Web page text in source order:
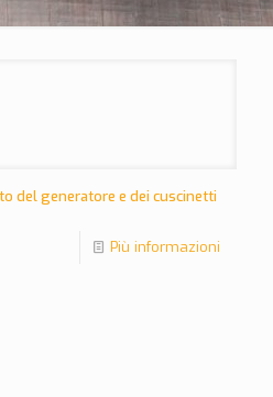
del generatore e dei cuscinetti
Più informazioni